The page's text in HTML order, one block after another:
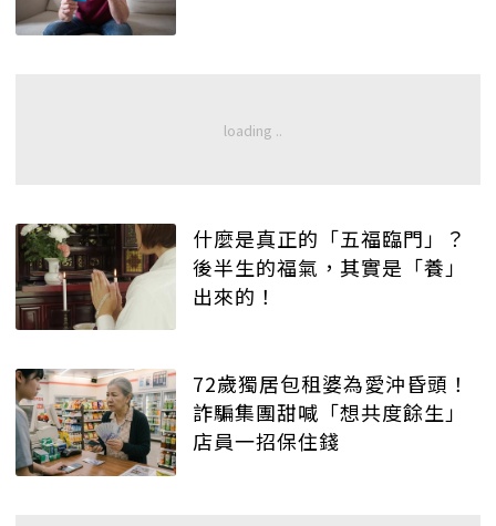
什麼是真正的「五福臨門」？
後半生的福氣，其實是「養」
出來的！
72歲獨居包租婆為愛沖昏頭！
詐騙集團甜喊「想共度餘生」
店員一招保住錢